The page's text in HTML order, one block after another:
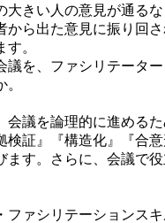
大きい人の意見が通る
から出た意見に振り回
す。
議を、ファシリテータ
会議を論理的に進める
検証』『構造化』『合
ます。さらに、会議で
ファシリテーションス